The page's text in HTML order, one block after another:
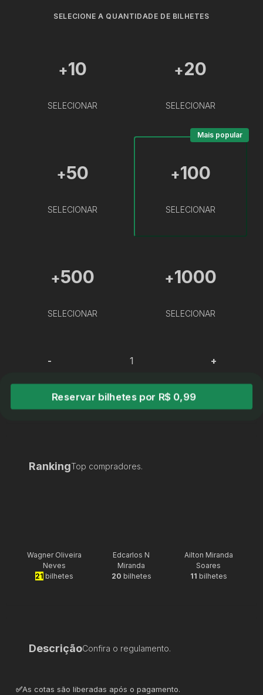
SELECIONE A QUANTIDADE DE BILHETES
+10
SELECIONAR
+20
SELECIONAR
+50
SELECIONAR
+100
SELECIONAR
Mais popular
+500
SELECIONAR
+1000
SELECIONAR
- +
Reservar bilhetes por R$ 0,99
RankingTop compradores.
Wagner Oliveira
Neves
21 bilhetes
Edcarlos N
Miranda
20 bilhetes
Ailton Miranda
Soares
11 bilhetes
DescriçãoConfira o regulamento.
✅As cotas são liberadas após o pagamento.